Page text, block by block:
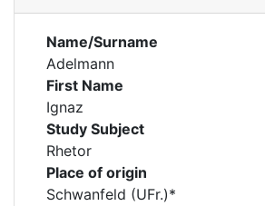
Name/Surname
Adelmann
First Name
Ignaz
Study Subject
Rhetor
Place of origin
Schwanfeld (UFr.)*